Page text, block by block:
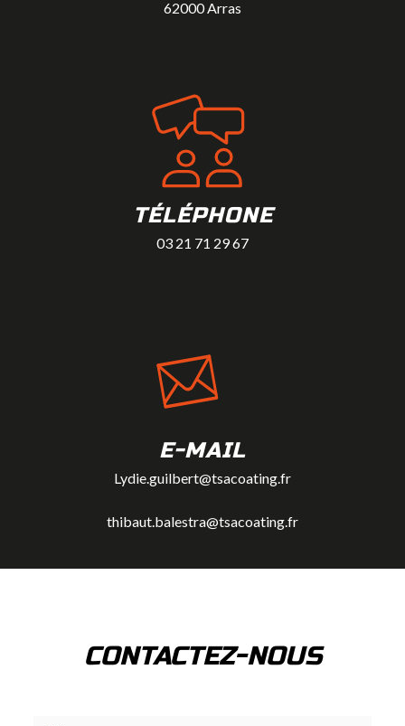
62000 Arras
TÉLÉPHONE
03 21 71 29 67
E-MAIL
Lydie.guilbert@tsacoating.fr
thibaut.balestra@tsacoating.fr
CONTACTEZ-NOUS